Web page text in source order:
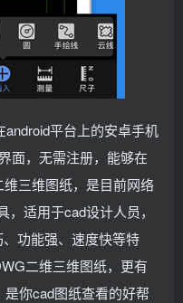
android平台上的安卓手机
面，无需注册，能够在
三维图纸，是目前网络
，适用于cad设计人员，
功能强、速度快等特
二维三维图纸，更有
你cad图纸查看的好帮